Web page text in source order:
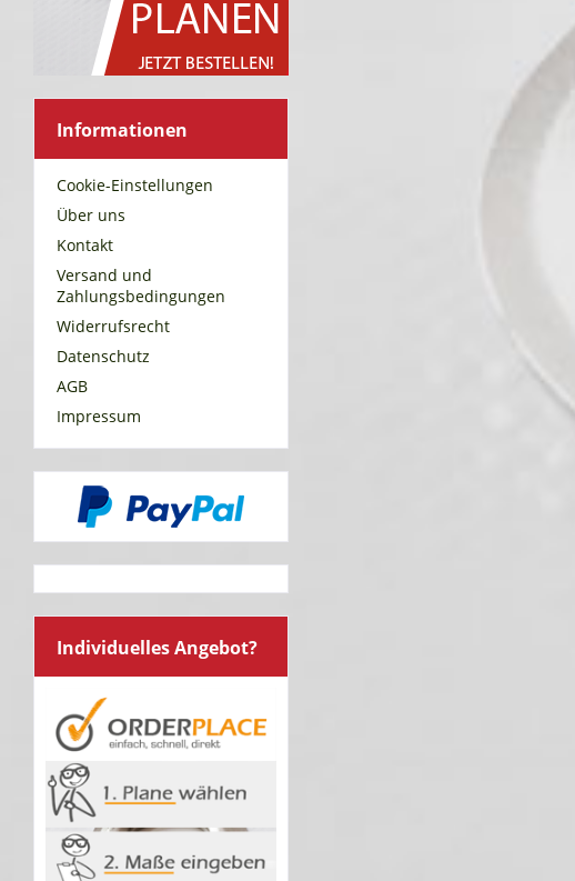
Informationen
Cookie-Einstellungen
Über uns
Kontakt
Versand und
Zahlungsbedingungen
Widerrufsrecht
Datenschutz
AGB
Impressum
Individuelles Angebot?